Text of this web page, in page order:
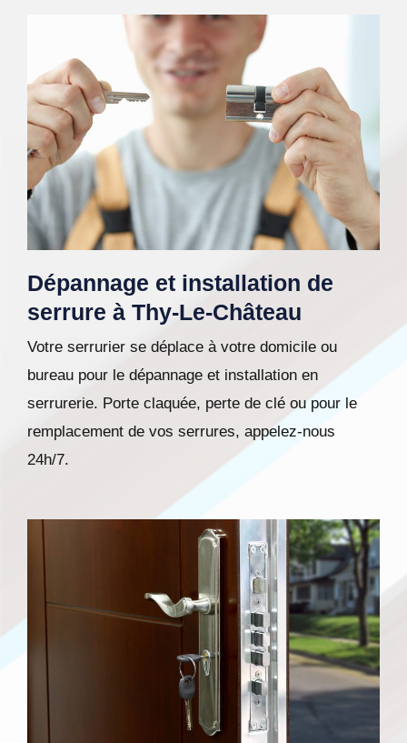
Dépannage et installation de
serrure à Thy-Le-Château
Votre serrurier se déplace à votre domicile ou
bureau pour le dépannage et installation en
serrurerie. Porte claquée, perte de clé ou pour le
remplacement de vos serrures, appelez-nous
24h/7.